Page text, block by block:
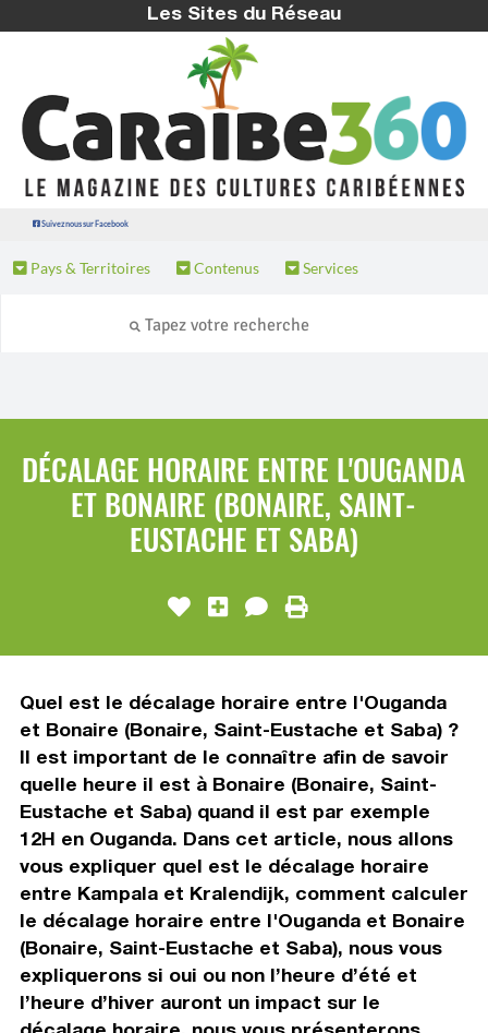
Les Sites du Réseau
Suivez nous sur Facebook
Pays & Territoires Contenus Services
DÉCALAGE HORAIRE ENTRE L'OUGANDA
ET BONAIRE (BONAIRE, SAINT-
EUSTACHE ET SABA)
Quel est le décalage horaire entre l'Ouganda
et Bonaire (Bonaire, Saint-Eustache et Saba) ?
Il est important de le connaître afin de savoir
quelle heure il est à Bonaire (Bonaire, Saint-
Eustache et Saba) quand il est par exemple
12H en Ouganda. Dans cet article, nous allons
vous expliquer quel est le décalage horaire
entre Kampala et Kralendijk, comment calculer
le décalage horaire entre l'Ouganda et Bonaire
(Bonaire, Saint-Eustache et Saba), nous vous
expliquerons si oui ou non l’heure d’été et
l’heure d’hiver auront un impact sur le